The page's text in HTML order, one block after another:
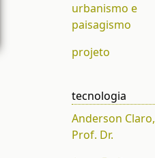
urbanismo e
paisagismo
projeto
tecnologia
Anderson Claro,
Prof. Dr.